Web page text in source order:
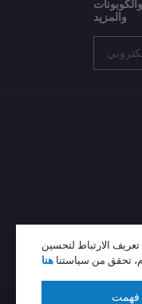
والمزيد
الارتباط لتحسين
تحقق من سياستنا هنا
فهمت